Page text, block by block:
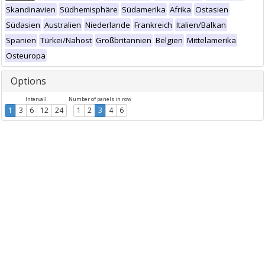
Skandinavien Südhemisphäre Südamerika Afrika Ostasien
Südasien Australien Niederlande Frankreich Italien/Balkan
Spanien Türkei/Nahost Großbritannien Belgien Mittelamerika
Osteuropa
Options
Intervall
1 3 6 12 24
Number of panels in row
1 2 3 4 6